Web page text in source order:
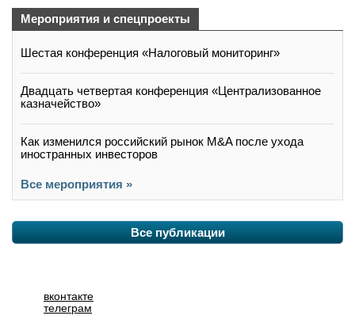
Мероприятия и спецпроекты
Шестая конференция «Налоговый мониторинг»
Двадцать четвертая конференция «Централизованное
казначейство»
Как изменился российский рынок M&A после ухода
иностранных инвесторов
Все мероприятия »
Все публикации
вконтакте
телеграм